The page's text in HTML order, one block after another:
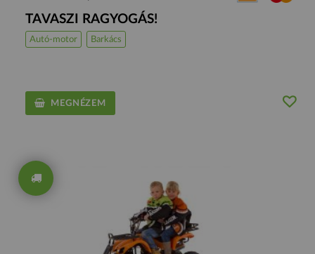
TAVASZI RAGYOGÁS!
Autó-motor Barkács
MEGNÉZEM